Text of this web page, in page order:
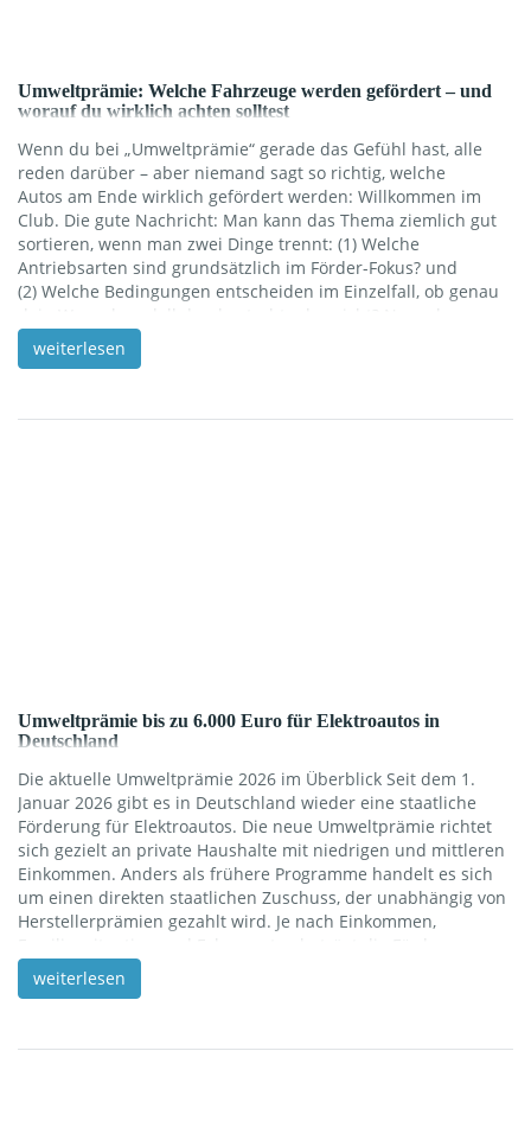
Umweltprämie: Welche Fahrzeuge werden gefördert – und
worauf du wirklich achten solltest
Wenn du bei „Umweltprämie“ gerade das Gefühl hast, alle
reden darüber – aber niemand sagt so richtig, welche
Autos am Ende wirklich gefördert werden: Willkommen im
Club. Die gute Nachricht: Man kann das Thema ziemlich gut
sortieren, wenn man zwei Dinge trennt: (1) Welche
Antriebsarten sind grundsätzlich im Förder-Fokus? und
(2) Welche Bedingungen entscheiden im Einzelfall, ob genau
dein Wunschmodell durchrutscht oder nicht? Neuzulassung,
Antriebsart & Co.: So findest du schnell raus, ob dein
Wunschauto förderfähig ist In diesem Blogartikel bekommst
weiterlesen
Umweltprämie bis zu 6.000 Euro für Elektroautos in
Deutschland
Die aktuelle Umweltprämie 2026 im Überblick Seit dem 1.
Januar 2026 gibt es in Deutschland wieder eine staatliche
Förderung für Elektroautos. Die neue Umweltprämie richtet
sich gezielt an private Haushalte mit niedrigen und mittleren
Einkommen. Anders als frühere Programme handelt es sich
um einen direkten staatlichen Zuschuss, der unabhängig von
Herstellerprämien gezahlt wird. Je nach Einkommen,
Familiensituation und Fahrzeugtyp beträgt die Förderung
zwischen 1.500 Euro und maximal 6.000 Euro. Die Prämie gilt
rückwirkend für Fahrzeuge, die ab dem 1. Januar 2026 neu
weiterlesen